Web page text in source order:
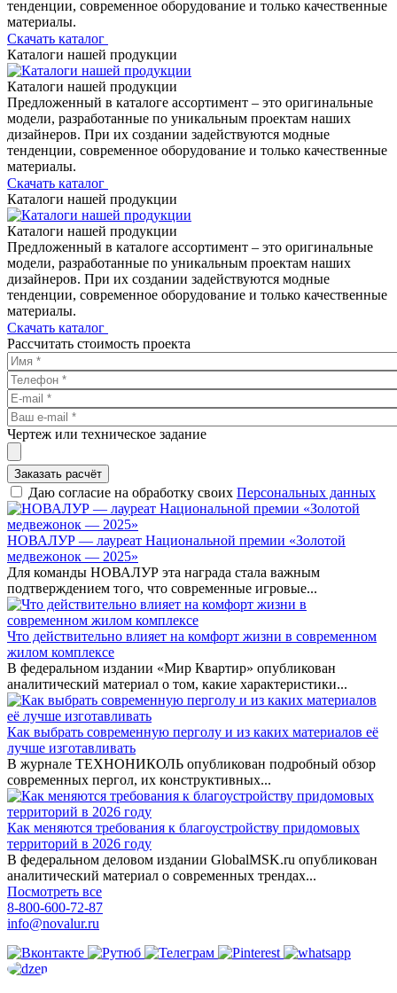
тенденции, современное оборудование и только качественные
материалы.
Скачать каталог
Каталоги нашей продукции
Каталоги нашей продукции
Предложенный в каталоге ассортимент – это оригинальные
модели, разработанные по уникальным проектам наших
дизайнеров. При их создании задействуются модные
тенденции, современное оборудование и только качественные
материалы.
Скачать каталог
Каталоги нашей продукции
Каталоги нашей продукции
Предложенный в каталоге ассортимент – это оригинальные
модели, разработанные по уникальным проектам наших
дизайнеров. При их создании задействуются модные
тенденции, современное оборудование и только качественные
материалы.
Скачать каталог
Рассчитать стоимость проекта
Чертеж или техническое задание
Заказать расчёт
Даю согласие на обработку своих Персональных данных
НОВАЛУР — лауреат Национальной премии «Золотой
медвежонок — 2025»
Для команды НОВАЛУР эта награда стала важным
подтверждением того, что современные игровые...
Что действительно влияет на комфорт жизни в современном
жилом комплексе
В федеральном издании «Мир Квартир» опубликован
аналитический материал о том, какие характеристики...
Как выбрать современную перголу и из каких материалов её
лучше изготавливать
В журнале ТЕХНОНИКОЛЬ опубликован подробный обзор
современных пергол, их конструктивных...
Как меняются требования к благоустройству придомовых
территорий в 2026 году
В федеральном деловом издании GlobalMSK.ru опубликован
аналитический материал о современных трендах...
Посмотреть все
8-800-600-72-87
info@novalur.ru